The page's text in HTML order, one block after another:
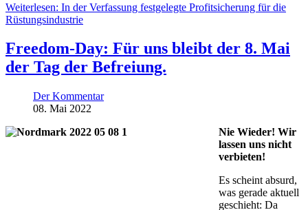
Weiterlesen: In der Verfassung festgelegte Profitsicherung für die
Rüstungsindustrie
Freedom-Day: Für uns bleibt der 8. Mai
der Tag der Befreiung.
Der Kommentar
08. Mai 2022
Nie Wieder! Wir
lassen uns nicht
verbieten!
Es scheint absurd,
was gerade aktuell
geschieht: Da